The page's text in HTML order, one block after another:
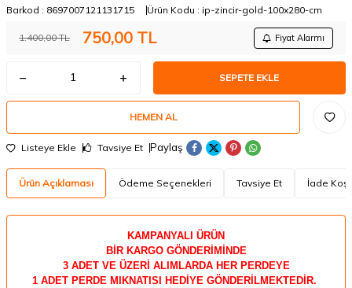
Barkod : 8697007121131715 Ürün Kodu : ip-zincir-gold-100x280-cm
1.400,00TL 750,00 TL Fiyat Alarmı
SEPETE EKLE
HEMEN AL
Listeye Ekle Tavsiye Et Paylaş
Ürün Açıklaması Ödeme Seçenekleri Tavsiye Et İade
KAMPANYALI ÜRÜN
BİR KARGO GÖNDERİMİNDE
3 ADET VE ÜZERİ ALIMLARDA HER PERDEYE
1 ADET PERDE MIKNATISI HEDİYE GÖNDERİLMEKTEDİR.